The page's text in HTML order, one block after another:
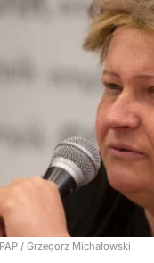
PAP / Grzegorz Michałowski